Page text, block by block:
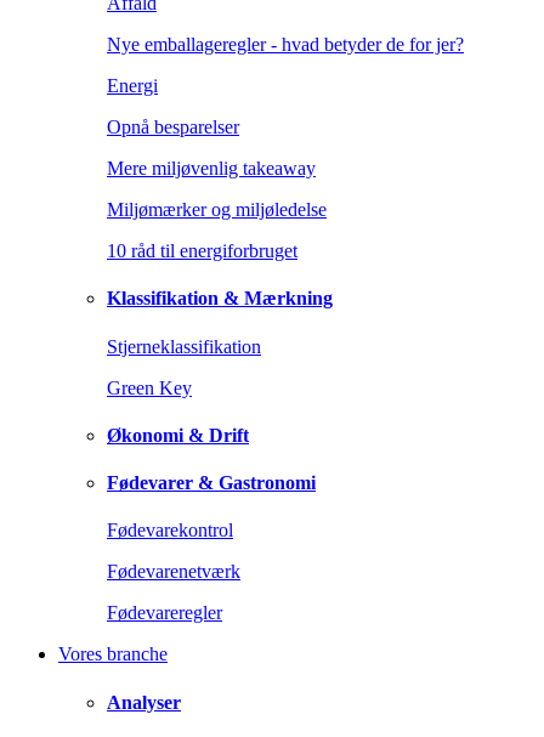
Nye emballageregler - hvad betyder de for jer?
Energi
Opnå besparelser
Mere miljøvenlig takeaway
Miljømærker og miljøledelse
10 råd til energiforbruget
Klassifikation & Mærkning
Stjerneklassifikation
Green Key
Økonomi & Drift
Fødevarer & Gastronomi
Fødevarekontrol
Fødevarenetværk
Fødevareregler
Vores branche
Analyser